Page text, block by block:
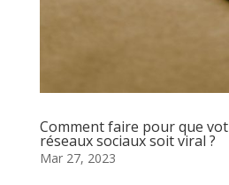
Comment faire pour que
réseaux sociaux soit viral ?
Mar 27, 2023